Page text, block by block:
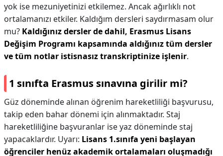
yok ise mezuniyetinizi etkilemez. Ancak ağırlıklı not
ortalamanızı etkiler. Kaldığım dersleri saydırmasam olur
mu? Kaldığınız dersler de dahil, Erasmus Lisans
Değişim Programı kapsamında aldığınız tüm dersler
ve tüm notlar istisnasız transkriptinize işlenir.
1 sınıfta Erasmus sınavına girilir mi?
Güz döneminde alınan öğrenim hareketliliği başvurusu,
takip eden bahar dönemi için alınmaktadır. Staj
hareketliliğine başvuranlar ise yaz döneminde staj
yapacaklardır. Uyarı: Lisans 1.sınıfa yeni başlayan
öğrenciler henüz akademik ortalamaları oluşmadığı